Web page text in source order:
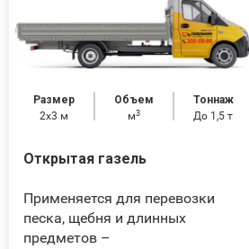
Размер
2x3 м
Объем
м3
Тоннаж
До 1,5 т
Открытая газель
Применяется для перевозки
песка, щебня и длинных
предметов –